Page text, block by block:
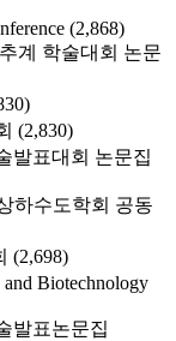
(2,868)
계 학술대회 논문
(2,830)
발표대회 논문집
하수도학회 공동
(2,698)
Biotechnology
발표논문집